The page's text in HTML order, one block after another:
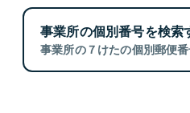
事業所の個別番号を検索
事業所の７けたの個別郵便番